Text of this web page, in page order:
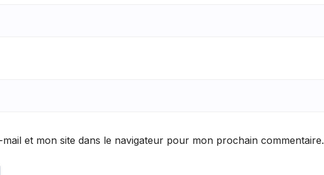
et mon site dans le navigateur pour mon prochain commentaire.